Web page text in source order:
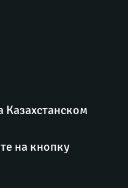
Казахстанском
на кнопку